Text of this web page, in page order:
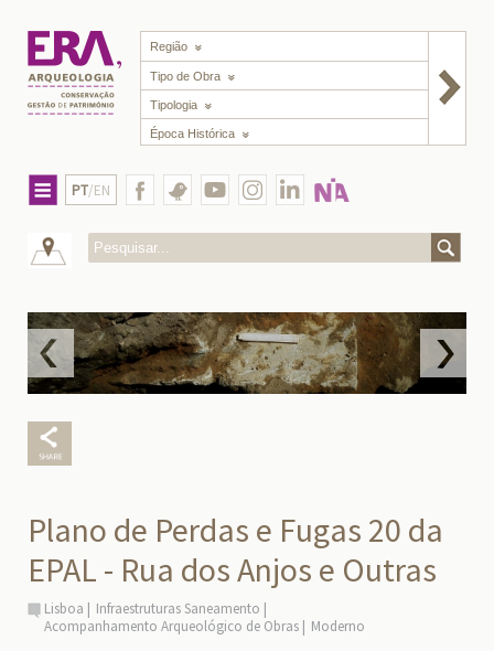
Região
Tipo de Obra
Tipologia
Época Histórica
PT/EN
Plano de Perdas e Fugas 20 da
EPAL - Rua dos Anjos e Outras
Lisboa
Infraestruturas Saneamento
Acompanhamento Arqueológico de Obras
Moderno